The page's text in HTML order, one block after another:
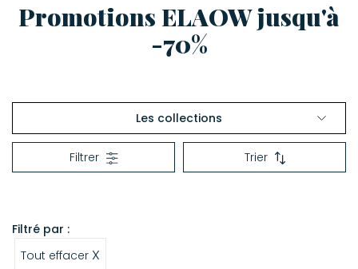
Promotions ELAOW jusqu'à
-70%
Les collections
Voir tout ELAOW
Filtrer
Trier
Filtré par :
Tout effacer X